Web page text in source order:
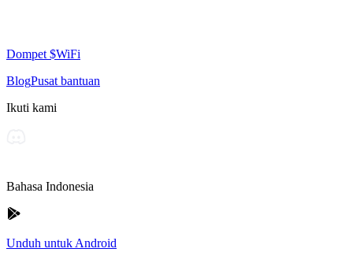
Dompet $WiFi
BlogPusat bantuan
Ikuti kami
Bahasa Indonesia
Unduh untuk Android